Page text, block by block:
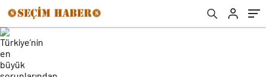
sosyal medya kullanımını SABAH’a anlattı